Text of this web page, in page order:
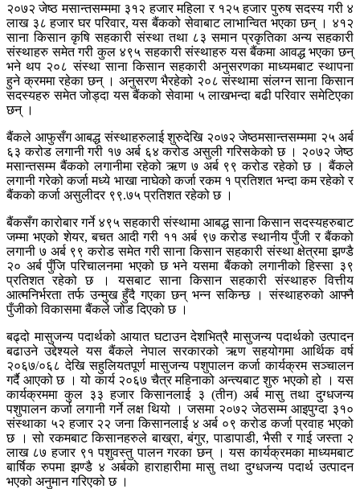
२०७२ जेष्ठ मसान्तसम्ममा ३१२ हजार महिला र १२५ हजार पुरुष सदस्य गरी ४
लाख ३८ हजार घर परिवार, यस बैंकको सेवाबाट लाभान्वित भएका छन् । ४१२
साना किसान कृषि सहकारी संस्था तथा ८३ समान प्रकृतिका अन्य सहकारी
संस्थाहरु समेत गरी कुल ४९५ सहकारी संस्थाहरु यस बैंकमा आवद्ध भएका छन्
भने थप २०८ संस्था साना किसान सहकारी अनुसरणका माध्यमबाट स्थापना
हुने क्रममा रहेका छन् । अनुसरण भैरहेको २०८ संस्थामा संलग्न साना किसान
सदस्यहरु समेत जोड्दा यस बैंकको सेवामा ५ लाखभन्दा बढी परिवार समेटिएका
छन् ।
बैंकले आफुसँग आबद्ध संस्थाहरुलाई शुरुदेखि २०७२ जेष्ठमसान्तसम्ममा २५ अर्ब
६३ करोड लगानी गरी १७ अर्ब ६४ करोड असुली गरिसकेको छ । २०७२ जेष्ठ
मसान्तसम्म बैंकको लगानीमा रहेको ऋण ७ अर्ब ९९ करोड रहेको छ । बैंकले
लगानी गरेको कर्जा मध्ये भाखा नाघेको कर्जा रकम १ प्रतिशत भन्दा कम रहेको र
बैंकको कर्जा असुलीदर ९९.७५ प्रतिशत रहेको छ ।
बैंकसँग कारोबार गर्ने ४९५ सहकारी संस्थामा आबद्ध साना किसान सदस्यहरुबाट
जम्मा भएको शेयर, बचत आदी गरी ११ अर्ब ९७ करोड स्थानीय पुँजी र बैंकको
लगानी ७ अर्ब ९९ करोड समेत गरी साना किसान सहकारी संस्था क्षेत्रमा झण्डै
२० अर्ब पुँजि परिचालनमा भएको छ भने यसमा बैंकको लगानीको हिस्सा ३९
प्रतिशत रहेको छ । यसबाट साना किसान सहकारी संस्थाहरु वित्तीय
आत्मनिर्भरता तर्फ उन्मुख हुँदै गएका छन् भन्न सकिन्छ । संस्थाहरुको आफ्नै
पुँजीको विकासमा बैंकले जोड दिएको छ ।
बढ्दो मासुजन्य पदार्थको आयात घटाउन देशभित्रै मासुजन्य पदार्थको उत्पादन
बढाउने उद्देश्यले यस बैंकले नेपाल सरकारको ऋण सहयोगमा आर्थिक वर्ष
२०६७/०६८ देखि सहुलियतपूर्ण मासुजन्य पशुपालन कर्जा कार्यक्रम सञ्चालन
गर्दै आएको छ । यो कार्य २०६७ चैत्र महिनाको अन्त्यबाट शुरु भएको हो । यस
कार्यक्रममा कुल ३३ हजार किसानलाई ३ (तीन) अर्ब मासु तथा दुग्धजन्य
पशुपालन कर्जा लगानी गर्ने लक्ष थियो । जसमा २०७२ जेठसम्म आइपुग्दा ३१०
संस्थाका ५२ हजार २२ जना किसानलाई ४ अर्ब ०९ करोड कर्जा प्रवाह भएको
छ । सो रकमबाट किसानहरुले बाख्रा, बंगुर, पाडापाडी, भैसी र गाई जस्ता २
लाख ८७ हजार ९१ पशुवस्तु पालन गरका छन् । यस कार्यक्रमका माध्यमबाट
बार्षिक रुपमा झण्डै ४ अर्बको हाराहारीमा मासु तथा दुग्धजन्य पदार्थ उत्पादन
भएको अनुमान गरिएको छ ।